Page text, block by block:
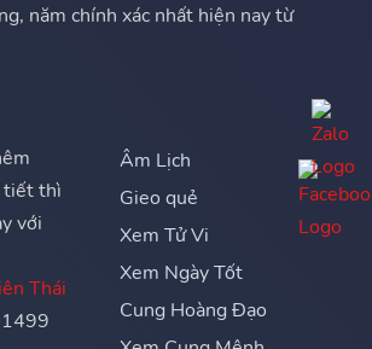
năm chính xác nhất hiện nay từ
tiết thì
với
Thái
Âm Lịch
Gieo quẻ
Xem Tử Vi
Xem Ngày Tốt
Cung Hoàng Đạo